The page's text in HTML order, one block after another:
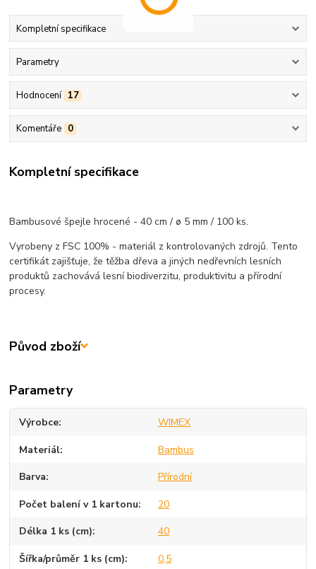
Kompletní specifikace
Parametry
Hodnocení 17
Komentáře 0
Kompletní specifikace
Bambusové špejle hrocené - 40 cm / ø 5 mm / 100 ks.
Vyrobeny z FSC 100% - materiál z kontrolovaných zdrojů. Tento
certifikát zajišťuje, že těžba dřeva a jiných nedřevních lesních
produktů zachovává lesní biodiverzitu, produktivitu a přírodní
procesy.
Původ zboží
Parametry
Výrobce WIMEX
Materiál Bambus
Barva Přírodní
Počet balení v 1 kartonu 20
Délka 1 ks (cm) 40
Šířka/průměr 1 ks (cm) 0,5